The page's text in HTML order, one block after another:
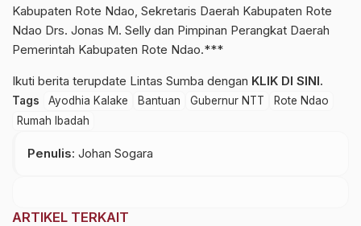
Kabupaten Rote Ndao, Sekretaris Daerah Kabupaten Rote
Ndao Drs. Jonas M. Selly dan Pimpinan Perangkat Daerah
Pemerintah Kabupaten Rote Ndao.***
Ikuti berita terupdate Lintas Sumba dengan KLIK DI SINI.
Tags Ayodhia Kalake Bantuan Gubernur NTT
Rote Ndao
Rumah Ibadah
Penulis: Johan Sogara
ARTIKEL TERKAIT